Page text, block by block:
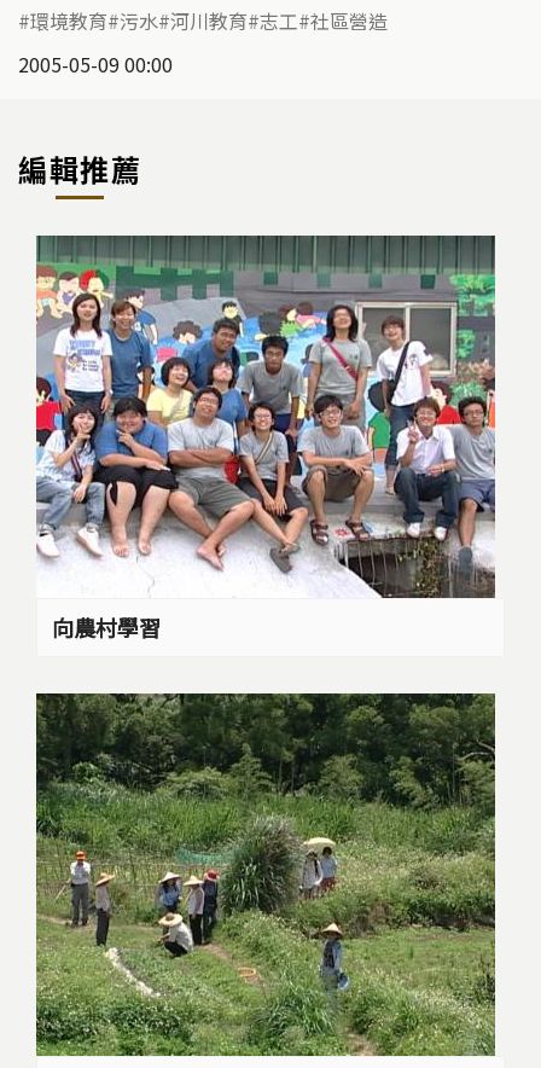
環境教育 污水 河川教育 志工 社區營造
2005-05-09 00:00
編輯推薦
向農村學習